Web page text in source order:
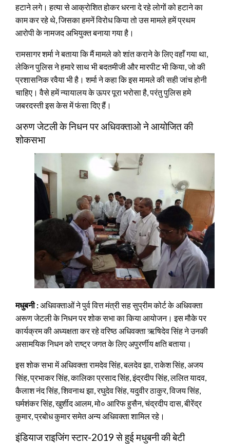
हटाने लगे। हत्या से आक्रोशित होकर धरना दे रहे लोगों को हटाने का
काम कर रहे थे, जिसका हमनें विरोध किया तो उस मामले हमें प्रथम
आरोपी के नामजद अभियुक्त बनाया गया है।
रामसागर शर्मा ने बताया कि मैं मामले को शांत कराने के लिए वहाँ गया था,
लेकिन पुलिस ने हमारे साथ भी बदतमीजी और मारपीट भी किया, जो की
प्रशासनिक रवैया भी है। शर्मा ने कहा कि इस मामले की सही जांच होनी
चाहिए। वैसे हमें न्यायालय के ऊपर पूरा भरोसा है, परंतु पुलिस हमे
जबरदस्ती इस केस में फंसा दिए हैं।
अरुण जेटली के निधन पर अधिवक्ताओ ने आयोजित की
शोकसभा
मधुबनी :अधिवक्ताओं ने पुर्व वित्त मंत्री सह सुप्रीम कोर्ट के अधिवक्ता
अरूण जेटली के निधन पर शोक सभा का किया आयोजन। इस मौके पर
कार्यक्रम की अध्यक्षता कर रहे वरिष्ठ अधिवक्ता ऋषिदेव सिंह ने उनकी
असामयिक निधन को राष्ट्र जगत के लिए अपुरर्णीय क्षति बताया।
इस शोक सभा में अधिवक्ता रामदेव सिंह, बलदेव झा, राकेश सिंह, अजय
सिंह, प्रभाकर सिंह, कालिका प्रसाद सिंह, इंद्रदीप सिंह, ललित यादव,
कैलाश नंद सिंह, शिवनाथ झा, रघुदेव सिंह, यदुवीर ठाकुर, विजय सिंह,
घर्मशंकर सिंह, खुर्शीद आलम, मो० आरिफ हुसैन, चंद्रदीप दास, बीरेंद्र
कुमार, प्रबोध कुमार समेत अन्य अधिवक्ता शामिल रहे।
इंडियाज राइजिंग स्टार-2019 से हुई मधुबनी की बेटी